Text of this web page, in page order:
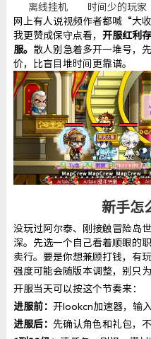
离线挂机
时间少的玩家
网上有人说视频作者都喊“大
我更赞成保守点看， 开服红利
服。
散人别急着多开一堆号，
价，比盲目堆时间更靠谱。
新手怎
没玩过阿尔泰、刚接触冒险岛
深。先选一个自己看着顺眼的
卖行。要是你想兼顾打钱，有
强度可能会随版本调整，别只
开服当天可以按这个节奏来：
进服前： 开lookcn加速器，输
进服后： 先确认角色和礼包，